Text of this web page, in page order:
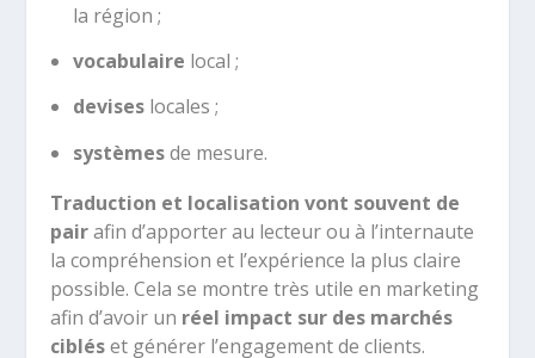
la région ;
vocabulaire local ;
deviseslocales ;
systèmesde mesure.
Traduction et localisation vont souvent de
pairafin d’apporter au lecteur ou à l’internaute
la compréhension et l’expérience la plus claire
possible. Cela se montre très utile en marketing
afin d’avoir un réel impact sur des marchés
cibléset générer l’engagement de clients.